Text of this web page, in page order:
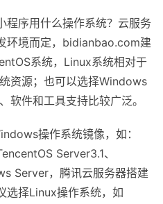
程序用什么操作系统？云服务
环境而定，bidianbao.com建
系统，Linux系统相对于
资源；也可以选择Windows
软件和工具支持比较广泛。
操作系统镜像，如：
Server3.1、
Server，腾讯云服务器搭建
选择Linux操作系统，如